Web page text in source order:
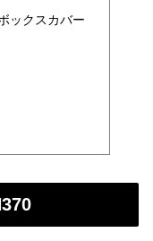
ックスカバー